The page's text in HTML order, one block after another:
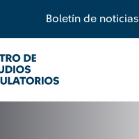
Boletín de noticias